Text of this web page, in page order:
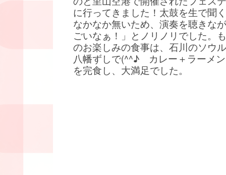
に行ってきました！太鼓を生で聞
なかなか無いため、演奏を聴きな
ごいなぁ！」とノリノリでした。
のお楽しみの食事は、石川のソウ
八幡ずしで(^^♪ カレー＋ラーメ
を完食し、大満足でした。